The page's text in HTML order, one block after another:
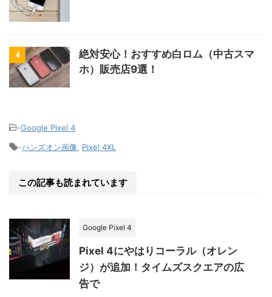
4
絶対安心！おすすめ白ロム（中古スマ
ホ）販売店9選！
-Google Pixel 4
-ハンズオン画像 Pixel 4XL
この記事も読まれています
Google Pixel 4
Pixel 4にやはりコーラル（オレン
ジ）が追加！タイムズスクエアの広
告で